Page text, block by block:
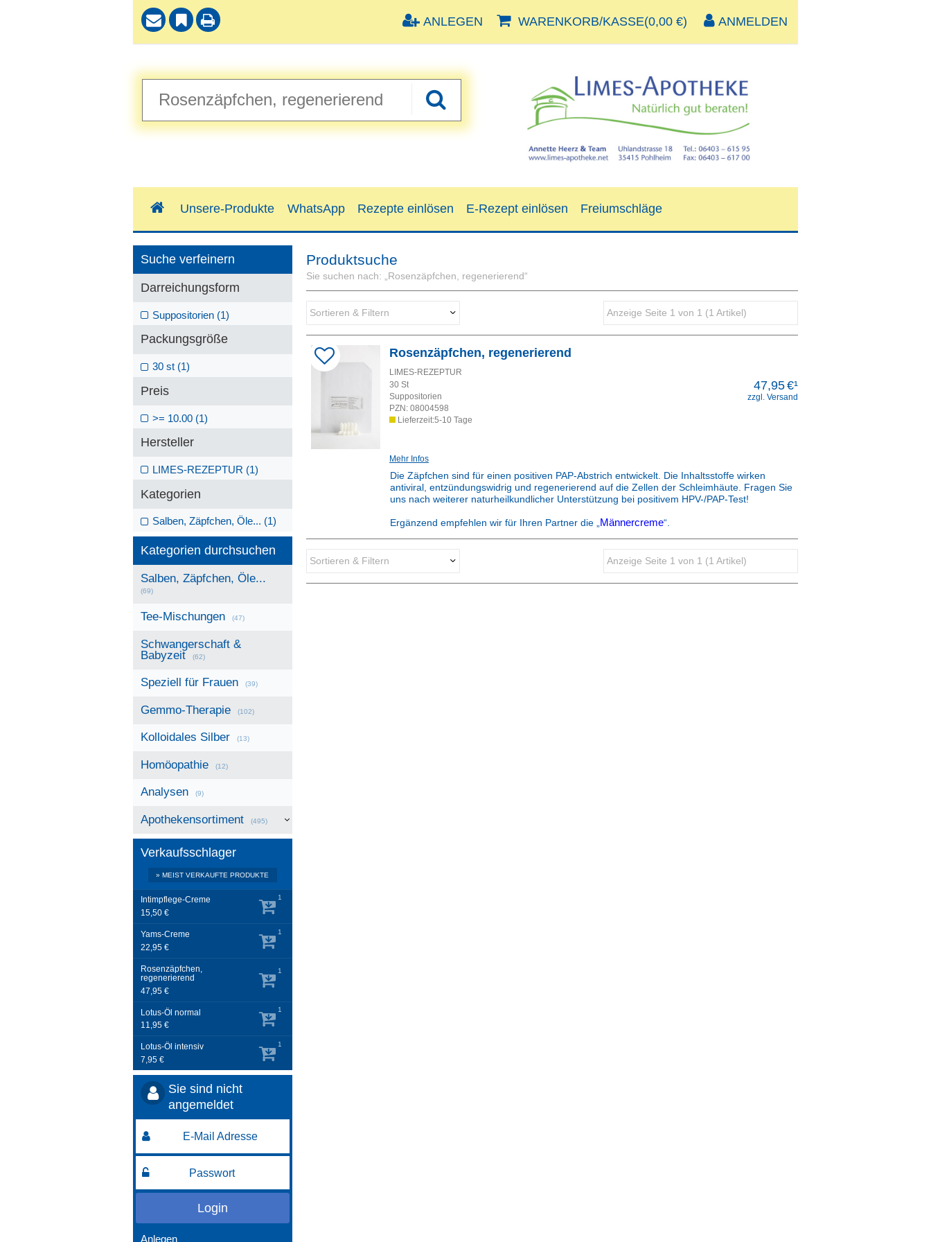
ANLEGEN WARENKORB/KASSE(0,00 €) ANMELDEN
Unsere-Produkte WhatsApp Rezepte einlösen E-Rezept einlösen Freiumschläge
Produktsuche
Sie suchen nach: Rosenzäpfchen, regenerierend“
Sortieren & Filtern
Sortieren nach:
Anzeige Seite 1 von 1 (1 Artikel)
Rosenzäpfchen, regenerierend
LIMES-REZEPTUR
30 St
Suppositorien
PZN: 08004598
47,95€¹
zzgl. Versand
Lieferzeit:5-10 Tage
Mehr Infos
Die Zäpfchen sind für einen positiven PAP-Abstrich entwickelt. Die Inhaltsstoffe wirken
antiviral, entzündungswidrig und regenerierend auf die Zellen der Schleimhäute. Fragen Sie
uns nach weiterer naturheilkundlicher Unterstützung bei positivem HPV-/PAP-Test!
Ergänzend empfehlen wir für Ihren Partner die Männercreme“.
Sortieren & Filtern Anzeige Seite 1 von 1 (1 Artikel)
Sie sind nicht
angemeldet
Login
Anlegen
Suche verfeinern
Darreichungsform
Suppositorien (1)
Packungsgröße
30 st (1)
Preis
>= 10.00 (1)
Hersteller
LIMES-REZEPTUR (1)
Kategorien
Salben, Zäpfchen, Öle... (1)
Kategorien durchsuchen
Salben, Zäpfchen, Öle...
(69)
Tee-Mischungen (47)
Schwangerschaft &
Babyzeit
(62)
Speziell für Frauen (39)
Gemmo-Therapie (102)
Kolloidales Silber (13)
Homöopathie (12)
Analysen (9)
Apothekensortiment (495)
Verkaufsschlager
» MEIST VERKAUFTE PRODUKTE
Intimpflege-Creme
15,50 €
1
Yams-Creme
22,95 €
1
Rosenzäpfchen,
regenerierend
47,95 €
1
Lotus-Öl normal
11,95 €
1
Lotus-Öl intensiv
7,95 €
1